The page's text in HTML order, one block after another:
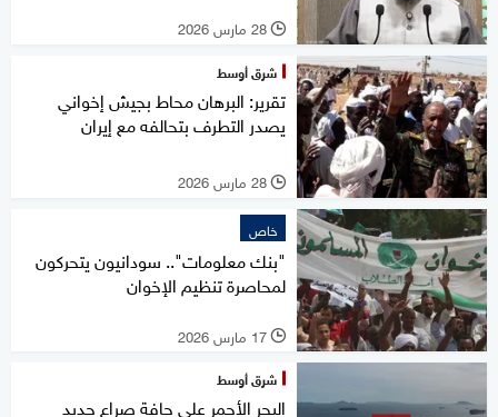
l 28 مارس 2026
شرق أوسط
تقرير: البرهان محاط بجيش إخواني
يصدر التطرف بتحالفه مع إيران
l 28 مارس 2026
خاص
"بنك معلومات".. سودانيون يتحركون
لمحاصرة تنظيم الإخوان
l 17 مارس 2026
شرق أوسط
البحر الأحمر على حافة صراع جديد